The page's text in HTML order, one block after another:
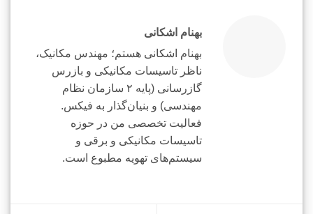
بهنام اشکانی
بهنام اشکانی هستم؛ مهندس مکانیک،
ناظر تاسیسات مکانیکی و بازرس
گازرسانی (پایه ۲ سازمان نظام
مهندسی) و بنیان‌گذار به فیکس.
فعالیت تخصصی من در حوزه
تاسیسات مکانیکی و برقی و
سیستم‌های تهویه مطبوع است.